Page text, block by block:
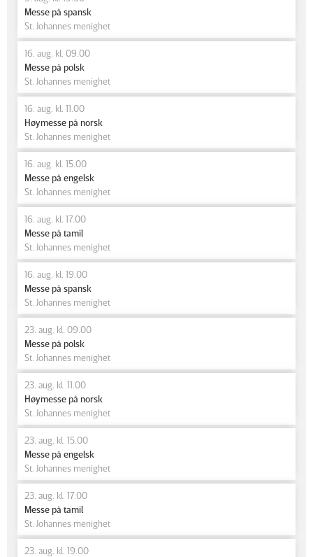
Messe på spansk
St. Johannes menighet
16. aug. kl. 09.00
Messe på polsk
St. Johannes menighet
16. aug. kl. 11.00
Høymesse på norsk
St. Johannes menighet
16. aug. kl. 15.00
Messe på engelsk
St. Johannes menighet
16. aug. kl. 17.00
Messe på tamil
St. Johannes menighet
16. aug. kl. 19.00
Messe på spansk
St. Johannes menighet
23. aug. kl. 09.00
Messe på polsk
St. Johannes menighet
23. aug. kl. 11.00
Høymesse på norsk
St. Johannes menighet
23. aug. kl. 15.00
Messe på engelsk
St. Johannes menighet
23. aug. kl. 17.00
Messe på tamil
St. Johannes menighet
23. aug. kl. 19.00